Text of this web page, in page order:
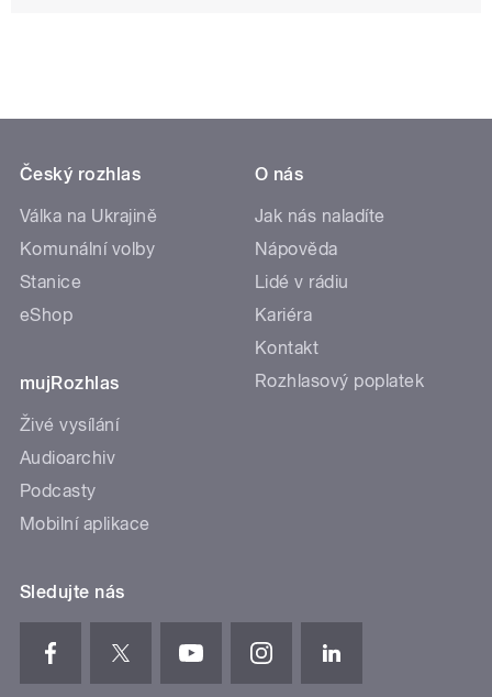
Český rozhlas
Válka na Ukrajině
Komunální volby
Stanice
eShop
mujRozhlas
Živé vysílání
Audioarchiv
Podcasty
Mobilní aplikace
O nás
Jak nás naladíte
Nápověda
Lidé v rádiu
Kariéra
Kontakt
Rozhlasový poplatek
Sledujte nás